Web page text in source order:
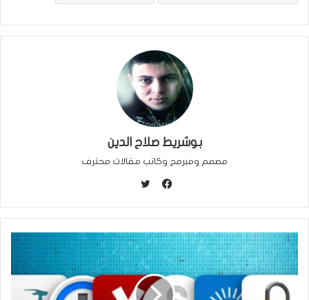
بوشريط صلاح الدين
مصمم ومبرمج وكاتب مقالات محترف
ي
س
ب
و
ك
ي
ت
ر